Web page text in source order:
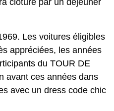
Les voitures éligibles
appréciées, les années
du TOUR DE
avant ces années dans
avec un dress code chic